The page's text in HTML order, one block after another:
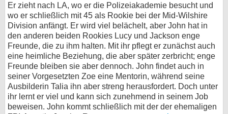
Er zieht nach LA, wo er die Polizeiakademie besucht und
wo er schließlich mit 45 als Rookie bei der Mid-Wilshire
Division anfängt. Er wird viel belächelt, aber John hat in
den anderen beiden Rookies Lucy und Jackson enge
Freunde, die zu ihm halten. Mit ihr pflegt er zunächst auch
eine heimliche Beziehung, die aber später zerbricht; enge
Freunde bleiben sie aber dennoch. John findet auch in
seiner Vorgesetzten Zoe eine Mentorin, während seine
Ausbilderin Talia ihn aber streng herausfordert. Doch unter
ihr lernt er viel und kann sich zunehmend in seinem Job
beweisen. John kommt schließlich mit der der ehemaligen